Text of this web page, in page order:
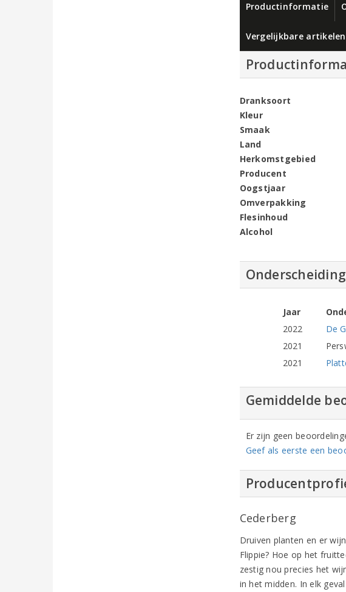
Productinformatie
Vergelijkbare artikelen
Dranksoort
Kleur
Smaak
Land
Herkomstgebied
Producent
Oogstjaar
Omverpakking
Flesinhoud
Alcohol
Jaar
2022
De
2021
2021
Gemiddelde
Er zijn geen
Geef als eerste een
Cederberg
Druiven planten en er
Flippie? Hoe op het
zestig nou precies het
in het midden. In elk